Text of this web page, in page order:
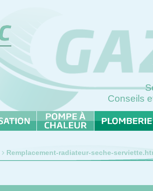
Conseils
Remplacement-radiateur-seche-